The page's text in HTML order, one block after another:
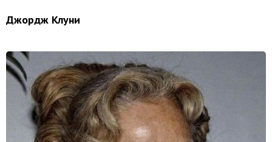
Джордж Клуни